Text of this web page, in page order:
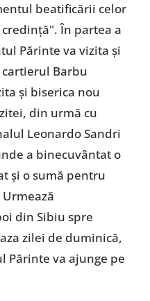
beatificării celor
În partea a
Părinte va vizita și
Barbu
și biserica nou
din urmă cu
Leonardo Sandri
a binecuvântat o
și o sumă pentru
din Sibiu spre
zilei de duminică,
Părinte va ajunge pe